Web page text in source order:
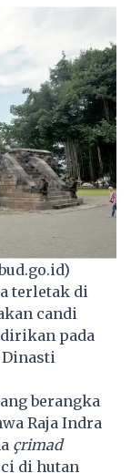
terletak di
candi
pada
berangka
Raja Indra
çrimad
di hutan